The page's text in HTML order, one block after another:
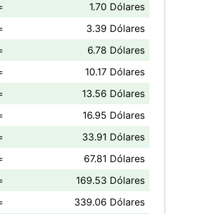
1.70 Dólares
3.39 Dólares
6.78 Dólares
10.17 Dólares
13.56 Dólares
16.95 Dólares
33.91 Dólares
67.81 Dólares
169.53 Dólares
339.06 Dólares